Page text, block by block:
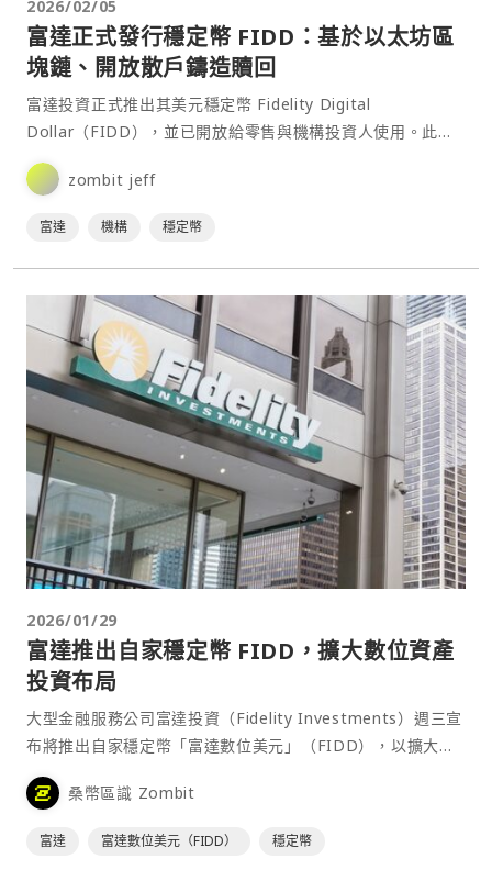
2026/02/05
富達正式發行穩定幣 FIDD：基於以太坊區
塊鏈、開放散戶鑄造贖回
富達投資正式推出其美元穩定幣 Fidelity Digital
Dollar（FIDD），並已開放給零售與機構投資人使用。此前
富達曾表示，該穩定幣將在未來幾週內上線⋯
zombit jeff
富達 機構 穩定幣
2026/01/29
富達推出自家穩定幣 FIDD，擴大數位資產
投資布局
大型金融服務公司富達投資（Fidelity Investments）週三宣
布將推出自家穩定幣「富達數位美元」（FIDD），以擴大其
數位資產投資產品線，並預計在未來幾週內開放給零售與機構
投資人使用。⋯
桑幣區識 Zombit
富達 富達數位美元（FIDD） 穩定幣